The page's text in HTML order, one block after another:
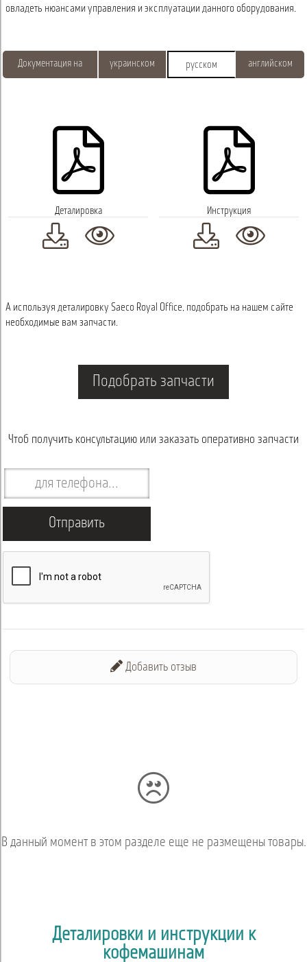
овладеть нюансами управления и эксплуатации данного оборудования.
Документация на украинском русском английском
Деталировка Инструкция
А используя деталировку Saeco Royal Office, подобрать на нашем сайте
необходимые вам запчасти.
Подобрать запчасти
Чтоб получить консультацию или заказать оперативно запчасти
Отправить
Добавить отзыв
В данный момент в этом разделе еще не размещены товары.
Деталировки и инструкции к
кофемашинам